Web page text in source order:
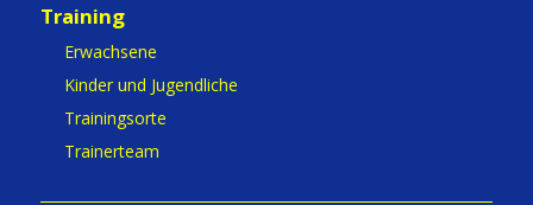
Training
Erwachsene
Kinder und Jugendliche
Trainingsorte
Trainerteam